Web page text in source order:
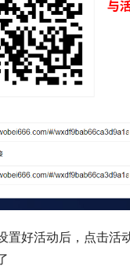
置好活动后，点击活